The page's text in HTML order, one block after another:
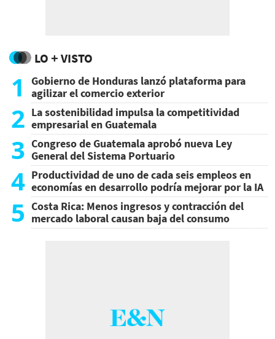
LO + VISTO
1
Gobierno de Honduras lanzó plataforma para
agilizar el comercio exterior
2 La sostenibilidad impulsa la competitividad
empresarial en Guatemala
3 Congreso de Guatemala aprobó nueva Ley
General del Sistema Portuario
4 Productividad de uno de cada seis empleos en
economías en desarrollo podría mejorar por la IA
5 Costa Rica: Menos ingresos y contracción del
mercado laboral causan baja del consumo